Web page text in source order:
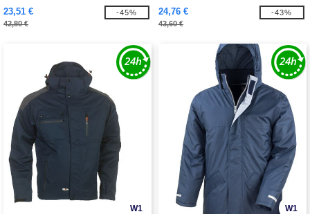
23,51 €
42,80 €
-45%
24,76 €
43,60 €
-43%
W1 W1